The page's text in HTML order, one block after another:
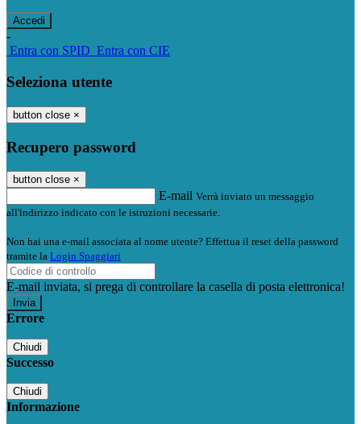
-
Entra con SPID Entra con CIE
Seleziona utente
button close ×
Recupero password
button close ×
E-mail Verrà inviato un messaggio
all'indirizzo indicato con le istruzioni necessarie.
Non hai una e-mail associata al nome utente? Effettua il reset della password
tramite la Login Spaggiari
E-mail inviata, si prega di controllare la casella di posta elettronica!
Errore
Chiudi
Successo
Chiudi
Informazione